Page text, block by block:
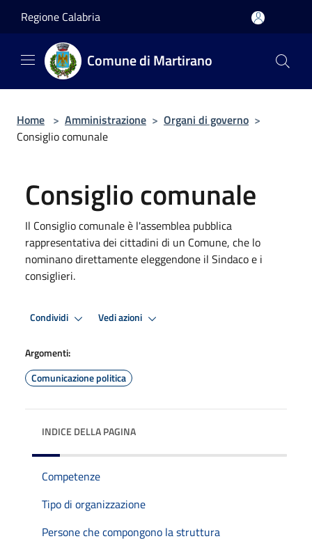
Regione Calabria
Comune di Martirano
Home > Amministrazione > Organi di governo >
Consiglio comunale
Consiglio comunale
Il Consiglio comunale è l'assemblea pubblica
rappresentativa dei cittadini di un Comune, che lo
nominano direttamente eleggendone il Sindaco e i
consiglieri.
Condividi Vedi azioni
Argomenti:
Comunicazione politica
INDICE DELLA PAGINA
Competenze
Tipo di organizzazione
Persone che compongono la struttura